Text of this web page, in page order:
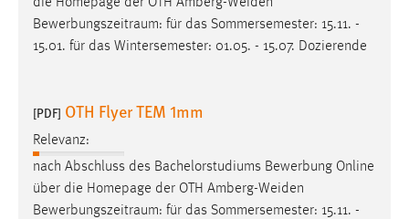
Bewerbungszeitraum: für das Sommersemester: 15.11. -
15.01. für das Wintersemester: 01.05. - 15.07. Dozierende
[PDF] OTH Flyer TEM 1mm
Relevanz:
nach Abschluss des Bachelorstudiums Bewerbung Online
über die Homepage der OTH Amberg-Weiden
Bewerbungszeitraum: für das Sommersemester: 15.11. -